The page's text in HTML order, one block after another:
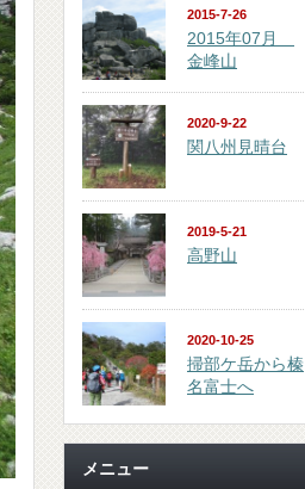
2015-7-26
2015年07月
金峰山
2020-9-22
関八州見晴台
2019-5-21
高野山
2020-10-25
掃部ケ岳から榛
名富士へ
メニュー